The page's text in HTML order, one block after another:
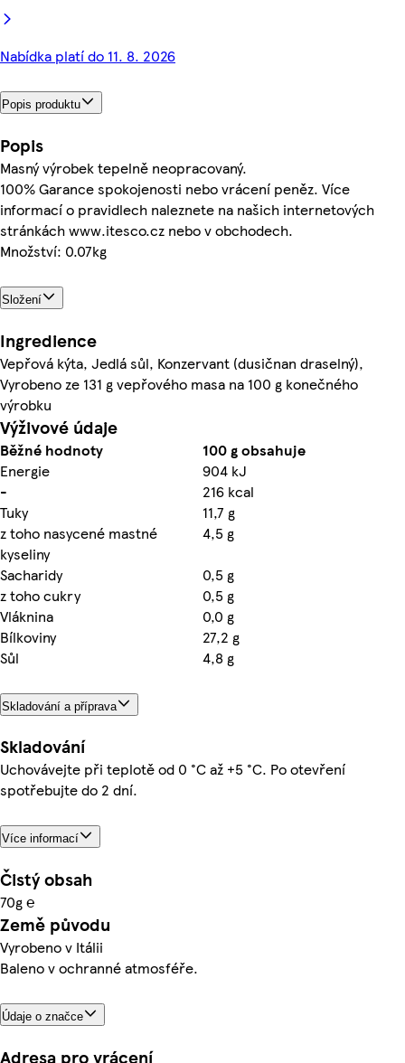
Nabídka platí do 11. 8. 2026
Popis produktu
Popis
Masný výrobek tepelně neopracovaný.
100% Garance spokojenosti nebo vrácení peněz. Více
informací o pravidlech naleznete na našich internetových
stránkách www.itesco.cz nebo v obchodech.
Množství: 0.07kg
Složení
Ingredience
Vepřová kýta, Jedlá sůl, Konzervant (dusičnan draselný),
Vyrobeno ze 131 g vepřového masa na 100 g konečného
výrobku
Výživové údaje
Běžné hodnoty
100 g obsahuje
Energie
904 kJ
-
216 kcal
Tuky
11,7 g
z toho nasycené mastné
kyseliny
4,5 g
Sacharidy
0,5 g
z toho cukry
0,5 g
Vláknina
0,0 g
Bílkoviny
27,2 g
Sůl
4,8 g
Skladování a příprava
Skladování
Uchovávejte při teplotě od 0 °C až +5 °C. Po otevření
spotřebujte do 2 dní.
Více informací
Čistý obsah
70g ℮
Země původu
Vyrobeno v Itálii
Baleno v ochranné atmosféře.
Údaje o značce
Adresa pro vrácení